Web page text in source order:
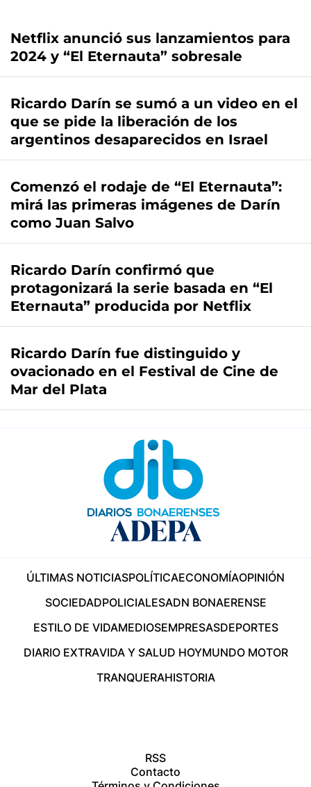
Netflix anunció sus lanzamientos para
2024 y “El Eternauta” sobresale
Ricardo Darín se sumó a un video en el
que se pide la liberación de los
argentinos desaparecidos en Israel
Comenzó el rodaje de “El Eternauta”:
mirá las primeras imágenes de Darín
como Juan Salvo
Ricardo Darín confirmó que
protagonizará la serie basada en “El
Eternauta” producida por Netflix
Ricardo Darín fue distinguido y
ovacionado en el Festival de Cine de
Mar del Plata
ÚLTIMAS NOTICIASPOLÍTICAECONOMÍAOPINIÓN
SOCIEDADPOLICIALESADN BONAERENSE
ESTILO DE VIDAMEDIOSEMPRESASDEPORTES
DIARIO EXTRAVIDA Y SALUD HOYMUNDO MOTOR
TRANQUERAHISTORIA
RSS
Contacto